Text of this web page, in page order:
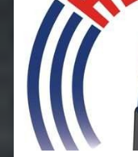
2013,